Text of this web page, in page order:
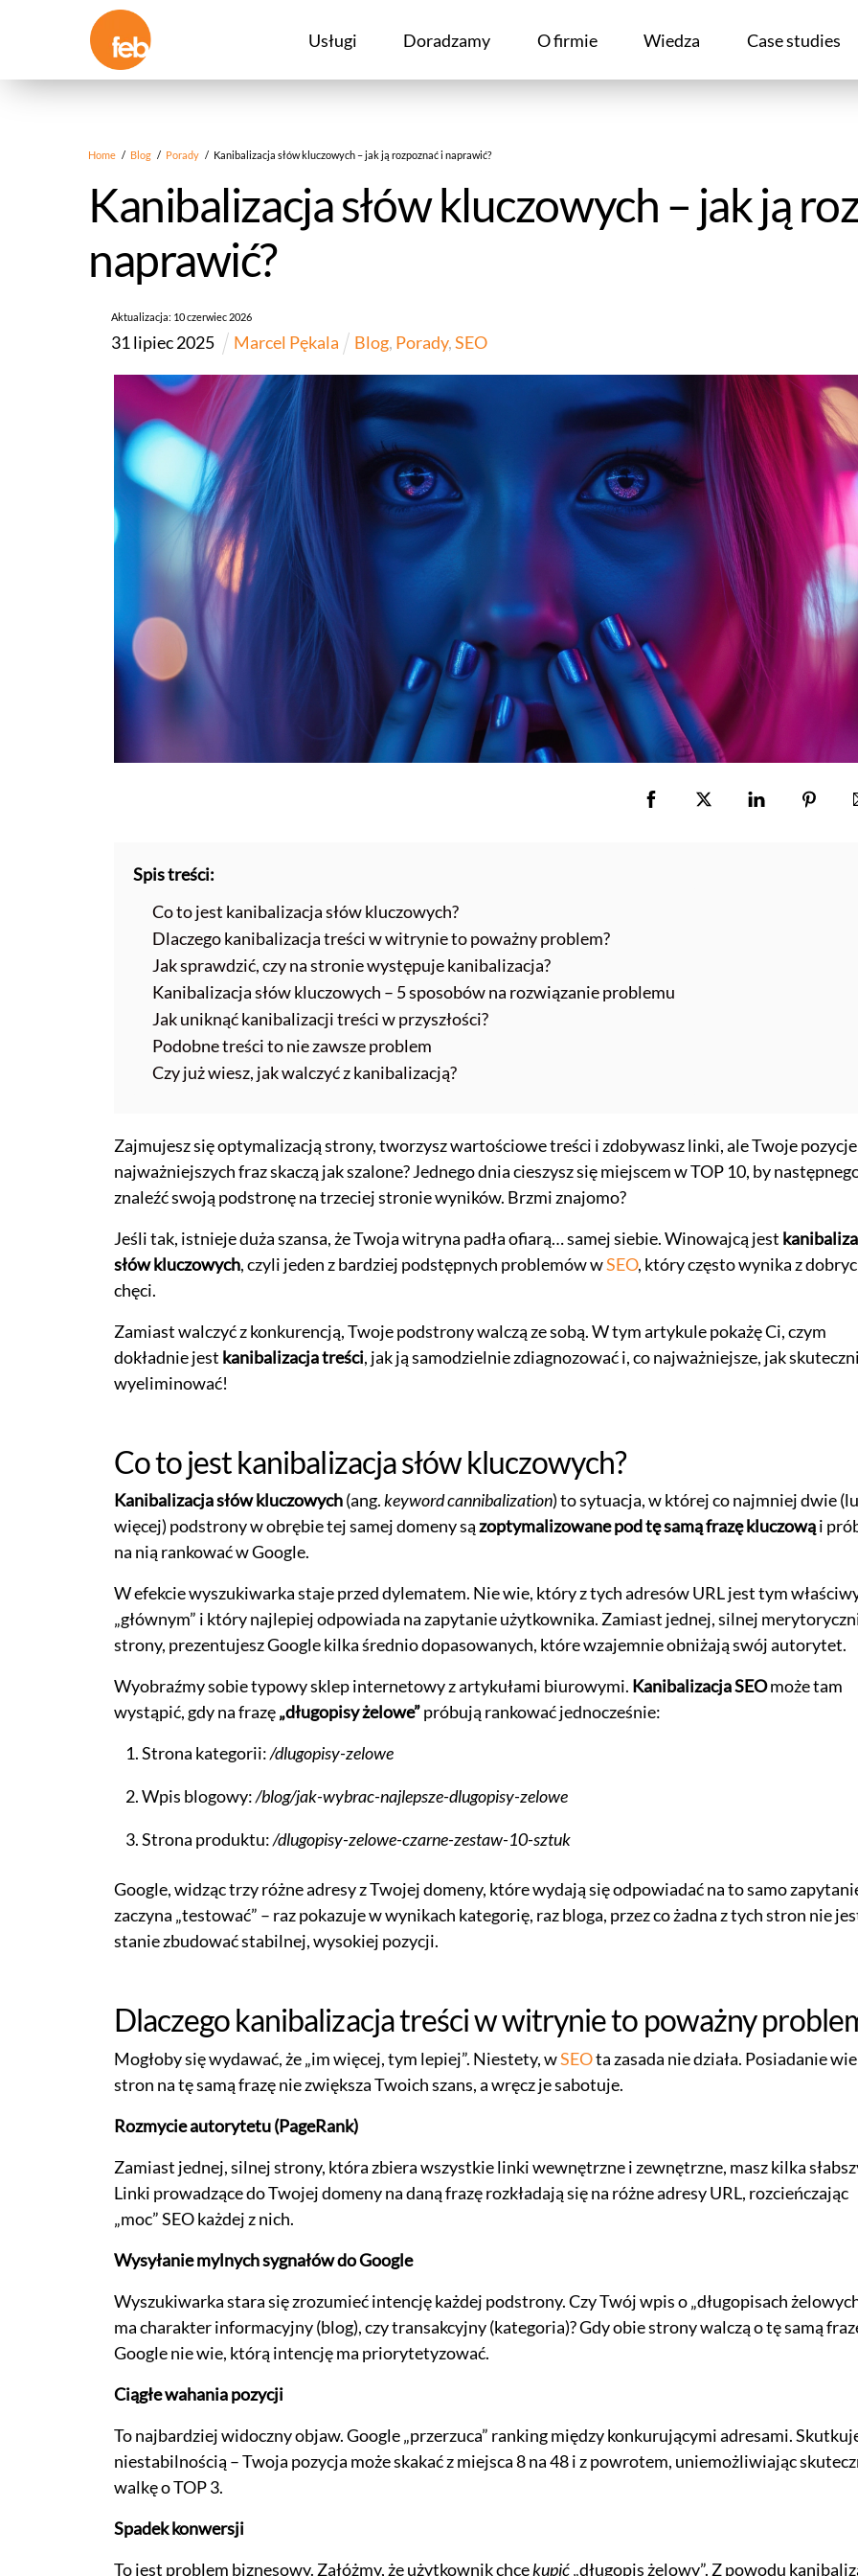
Usługi Doradzamy O firmie Wiedza Case studies
Home / Blog / Porady / Kanibalizacja słów kluczowych – jak ją rozpoznać i naprawić?
Kanibalizacja słów kluczowych – jak ją
naprawić?
Aktualizacja: 10czerwiec 2026
31lipiec2025 Marcel Pękala Blog, Porady,SEO
Spis treści:
Co to jest kanibalizacja słów kluczowych?
Dlaczego kanibalizacja treści w witrynie to poważny problem?
Jak sprawdzić, czy na stronie występuje kanibalizacja?
Kanibalizacja słów kluczowych – 5 sposobów na rozwiązanie problemu
Jak uniknąć kanibalizacji treści w przyszłości?
Podobne treści to nie zawsze problem
Czy już wiesz, jak walczyć z kanibalizacją?
Zajmujesz się optymalizacją strony, tworzysz wartościowe treści i zdobywasz linki, ale Twoje
najważniejszych fraz skaczą jak szalone? Jednego dnia cieszysz się miejscem w TOP 10, by
znaleźć swoją podstronę na trzeciej stronie wyników. Brzmi znajomo?
Jeśli tak, istnieje duża szansa, że Twoja witryna padła ofiarą… samej siebie. Winowajcą jest
słów kluczowych, czyli jeden z bardziej podstępnych problemów wSEO, który często wynika z
chęci.
Zamiast walczyć z konkurencją, Twoje podstrony walczą ze sobą. W tym artykule pokażę Ci, czym
dokładnie jest kanibalizacja treści, jak ją samodzielnie zdiagnozować i, co najważniejsze, jak
wyeliminować!
Co to jest kanibalizacja słów kluczowych?
Kanibalizacja słów kluczowych(ang.keyword cannibalization) to sytuacja, w której co najmniej dwie
więcej) podstrony w obrębie tej samej domeny sązoptymalizowane pod tę samą frazę kluczowąi
na nią rankować w Google.
W efekcie wyszukiwarka staje przed dylematem. Nie wie, który z tych adresów URL jest tym
„głównym” i który najlepiej odpowiada na zapytanie użytkownika. Zamiast jednej, silnej
strony, prezentujesz Google kilka średnio dopasowanych, które wzajemnie obniżają swój autorytet.
Wyobraźmy sobie typowy sklep internetowy z artykułami biurowymi. Kanibalizacja SEOmoże tam
wystąpić, gdy na frazę„długopisy żelowe”próbują rankować jednocześnie:
Strona kategorii:/dlugopisy-zelowe
Wpis blogowy:/blog/jak-wybrac-najlepsze-dlugopisy-zelowe
Strona produktu:/dlugopisy-zelowe-czarne-zestaw-10-sztuk
Google, widząc trzy różne adresy z Twojej domeny, które wydają się odpowiadać na to samo
zaczyna „testować” – raz pokazuje w wynikach kategorię, raz bloga, przez co żadna z tych stron nie
stanie zbudować stabilnej, wysokiej pozycji.
Dlaczego kanibalizacja treści w witrynie to poważny
Mogłoby się wydawać, że „im więcej, tym lepiej”. Niestety, wSEOta zasada nie działa. Posiadanie
stron na tę samą frazę nie zwiększa Twoich szans, a wręcz je sabotuje.
Rozmycie autorytetu (PageRank)
Zamiast jednej, silnej strony, która zbiera wszystkie linki wewnętrzne i zewnętrzne, masz kilka
Linki prowadzące do Twojej domeny na daną frazę rozkładają się na różne adresy URL, rozcieńczając
„moc” SEO każdej z nich.
Wysyłanie mylnych sygnałów do Google
Wyszukiwarka stara się zrozumieć intencję każdej podstrony. Czy Twój wpis o „długopisach
ma charakter informacyjny (blog), czy transakcyjny (kategoria)? Gdy obie strony walczą o tę samą
Google nie wie, którą intencję ma priorytetyzować.
Ciągłe wahania pozycji
To najbardziej widoczny objaw. Google „przerzuca” ranking między konkurującymi adresami.
niestabilnością – Twoja pozycja może skakać z miejsca 8 na 48 i z powrotem, uniemożliwiając
walkę o TOP 3.
Spadek konwersji
To jest problem biznesowy. Załóżmy, że użytkownik chcekupić„długopis żelowy”. Z powodu